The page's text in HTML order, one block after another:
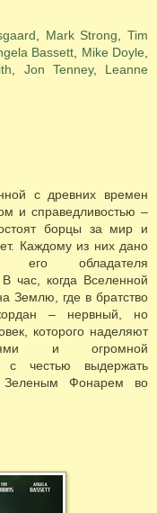
Mark Strong
Tim
Bassett Mike Doyle
Jon Tenney, Leanne
с древних времен
и справедливостью –
борцы за мир и
Каждому из них дано
его обладателя
час, когда Вселенной
Землю, где в братство
– нервный, но
которого наделяют
и огромной
с честью выдержать
Фонарем во